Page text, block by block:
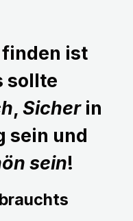
ist
sollte
, Sicherin
sein und
sein!